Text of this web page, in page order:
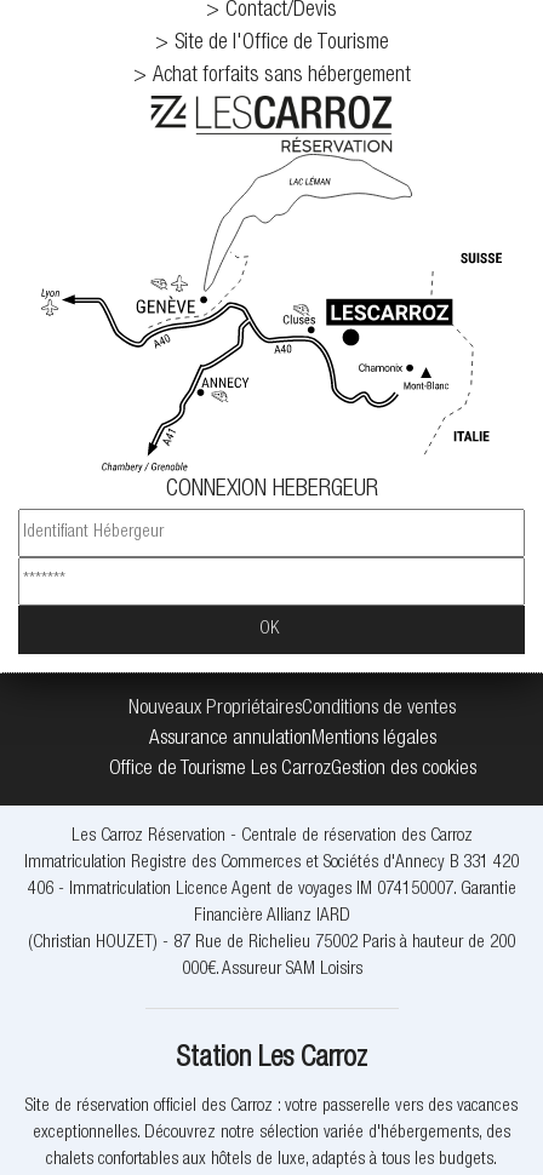
Contact/Devis
Site de l'Office de Tourisme
Achat forfaits sans hébergement
CONNEXION HEBERGEUR
Nouveaux PropriétairesConditions de ventes
Assurance annulationMentions légales
Office de Tourisme Les CarrozGestion des cookies
Les Carroz Réservation - Centrale de réservation des Carroz
Immatriculation Registre des Commerces et Sociétés d'Annecy B 331 420
406 - Immatriculation Licence Agent de voyages IM 074150007. Garantie
Financière Allianz IARD
(Christian HOUZET) - 87 Rue de Richelieu 75002 Paris à hauteur de 200
000€. Assureur SAM Loisirs
Station Les Carroz
Site de réservation officiel des Carroz : votre passerelle vers des vacances
exceptionnelles. Découvrez notre sélection variée d'hébergements, des
chalets confortables aux hôtels de luxe, adaptés à tous les budgets.